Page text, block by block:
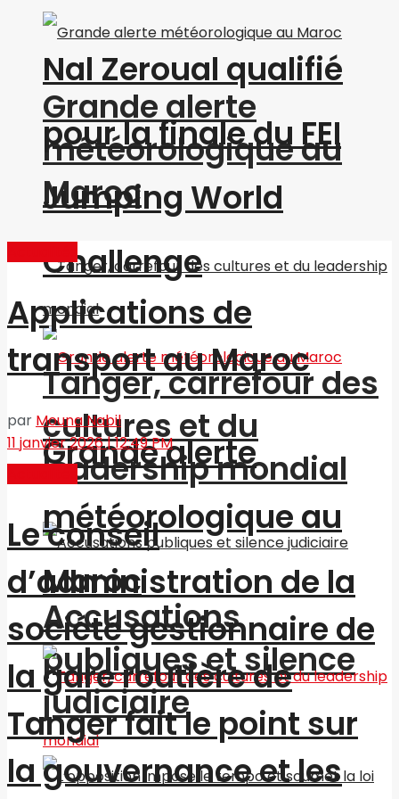
Grande alerte
météorologique au
Maroc
Tanger, carrefour des
cultures et du
leadership mondial
Accusations
publiques et silence
judiciaire
Nal Zeroual qualifié
pour la finale du FEI
Jumping World
Challenge
Grande alerte
météorologique au
Maroc
Applications de
transport au Maroc
par Mouna Nabil
11 janvier 2026 | 12:49 PM
Le conseil
d’administration de la
société gestionnaire de
la gare routière de
Tanger fait le point sur
la gouvernance et les